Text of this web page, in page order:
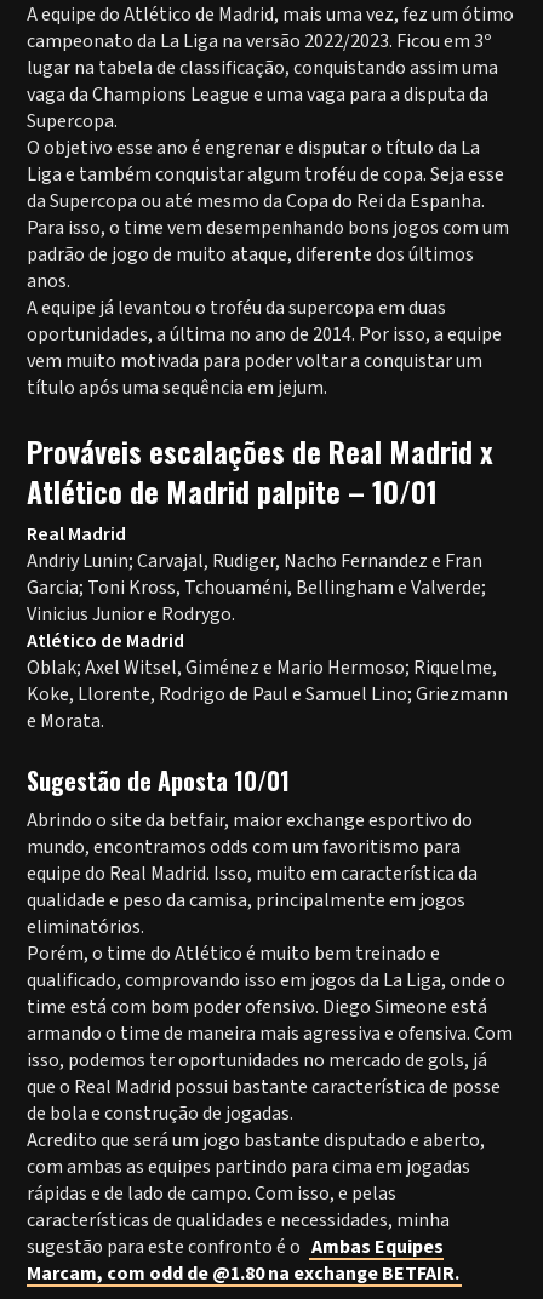
A equipe do Atlético de Madrid, mais uma vez, fez um ótimo
campeonato da La Liga na versão 2022/2023. Ficou em 3º
lugar na tabela de classificação, conquistando assim uma
vaga da Champions League e uma vaga para a disputa da
Supercopa.
O objetivo esse ano é engrenar e disputar o título da La
Liga e também conquistar algum troféu de copa. Seja esse
da Supercopa ou até mesmo da Copa do Rei da Espanha.
Para isso, o time vem desempenhando bons jogos com um
padrão de jogo de muito ataque, diferente dos últimos
anos.
A equipe já levantou o troféu da supercopa em duas
oportunidades, a última no ano de 2014. Por isso, a equipe
vem muito motivada para poder voltar a conquistar um
título após uma sequência em jejum.
Prováveis escalações de Real Madrid x
Atlético de Madrid palpite – 10/01
Real Madrid
Andriy Lunin; Carvajal, Rudiger, Nacho Fernandez e Fran
Garcia; Toni Kross, Tchouaméni, Bellingham e Valverde;
Vinicius Junior e Rodrygo.
Atlético de Madrid
Oblak; Axel Witsel, Giménez e Mario Hermoso; Riquelme,
Koke, Llorente, Rodrigo de Paul e Samuel Lino; Griezmann
e Morata.
Sugestão de Aposta 10/01
Abrindo o site da betfair, maior exchange esportivo do
mundo, encontramos odds com um favoritismo para
equipe do Real Madrid. Isso, muito em característica da
qualidade e peso da camisa, principalmente em jogos
eliminatórios.
Porém, o time do Atlético é muito bem treinado e
qualificado, comprovando isso em jogos da La Liga, onde o
time está com bom poder ofensivo. Diego Simeone está
armando o time de maneira mais agressiva e ofensiva. Com
isso, podemos ter oportunidades no mercado de gols, já
que o Real Madrid possui bastante característica de posse
de bola e construção de jogadas.
Acredito que será um jogo bastante disputado e aberto,
com ambas as equipes partindo para cima em jogadas
rápidas e de lado de campo. Com isso, e pelas
características de qualidades e necessidades, minha
sugestão para este confronto é o Ambas Equipes
Marcam, com odd de @1.80 na exchange BETFAIR.